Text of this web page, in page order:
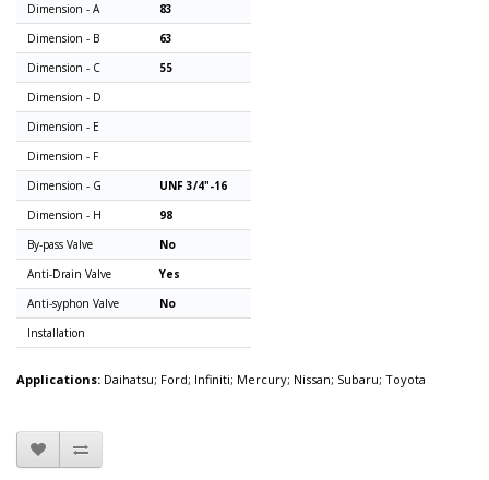
Dimension - A
83
Dimension - B
63
Dimension - C
55
Dimension - D
Dimension - E
Dimension - F
Dimension - G
UNF 3/4"-16
Dimension - H
98
By-pass Valve
No
Anti-Drain Valve
Yes
Anti-syphon Valve
No
Installation
Applications: Daihatsu; Ford; Infiniti; Mercury; Nissan; Subaru; Toyota